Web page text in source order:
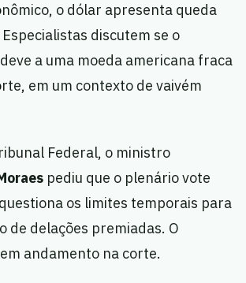
o dólar apresenta queda
discutem se o
a uma moeda americana fraca
em um contexto de vaivém
Federal, o ministro
pediu que o plenário vote
os limites temporais para
de delações premiadas. O
andamento na corte.